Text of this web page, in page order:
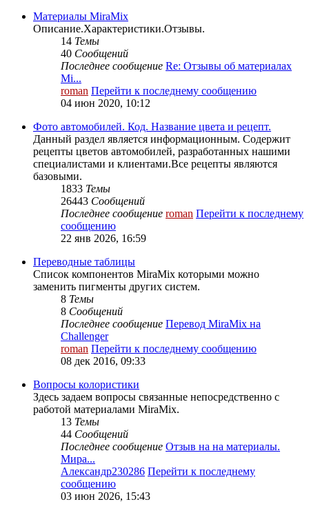
Материалы MiraMix
Описание.Характеристики.Отзывы.
14 Темы
40 Сообщений
Последнее сообщение Re: Отзывы об материалах
Mi...
roman Перейти к последнему сообщению
04 июн 2020, 10:12
Фото автомобилей. Код. Название цвета и рецепт.
Данный раздел является информационным. Содержит
рецепты цветов автомобилей, разработанных нашими
специалистами и клиентами.Все рецепты являются
базовыми.
1833 Темы
26443 Сообщений
Последнее сообщение roman Перейти к последнему
сообщению
22 янв 2026, 16:59
Переводные таблицы
Список компонентов MiraMix которыми можно
заменить пигменты других систем.
8 Темы
8 Сообщений
Последнее сообщение Перевод MiraMix на
Challenger
roman Перейти к последнему сообщению
08 дек 2016, 09:33
Вопросы колористики
Здесь задаем вопросы связанные непосредственно с
работой материалами MiraMix.
13 Темы
44 Сообщений
Последнее сообщение Отзыв на на материалы.
Мира...
Александр230286 Перейти к последнему
сообщению
03 июн 2026, 15:43